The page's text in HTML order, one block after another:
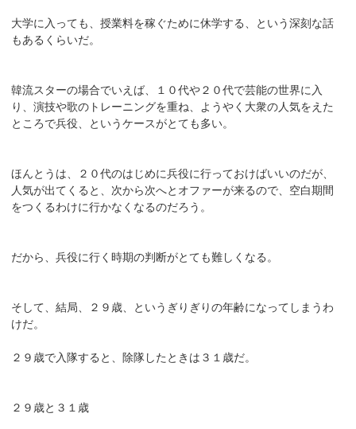
大学に入っても、授業料を稼ぐために休学する、という深刻な話
もあるくらいだ。
韓流スターの場合でいえば、１０代や２０代で芸能の世界に入
り、演技や歌のトレーニングを重ね、ようやく大衆の人気をえた
ところで兵役、というケースがとても多い。
ほんとうは、２０代のはじめに兵役に行っておけばいいのだが、
人気が出てくると、次から次へとオファーが来るので、空白期間
をつくるわけに行かなくなるのだろう。
だから、兵役に行く時期の判断がとても難しくなる。
そして、結局、２９歳、というぎりぎりの年齢になってしまうわ
けだ。
２９歳で入隊すると、除隊したときは３１歳だ。
２９歳と３１歳